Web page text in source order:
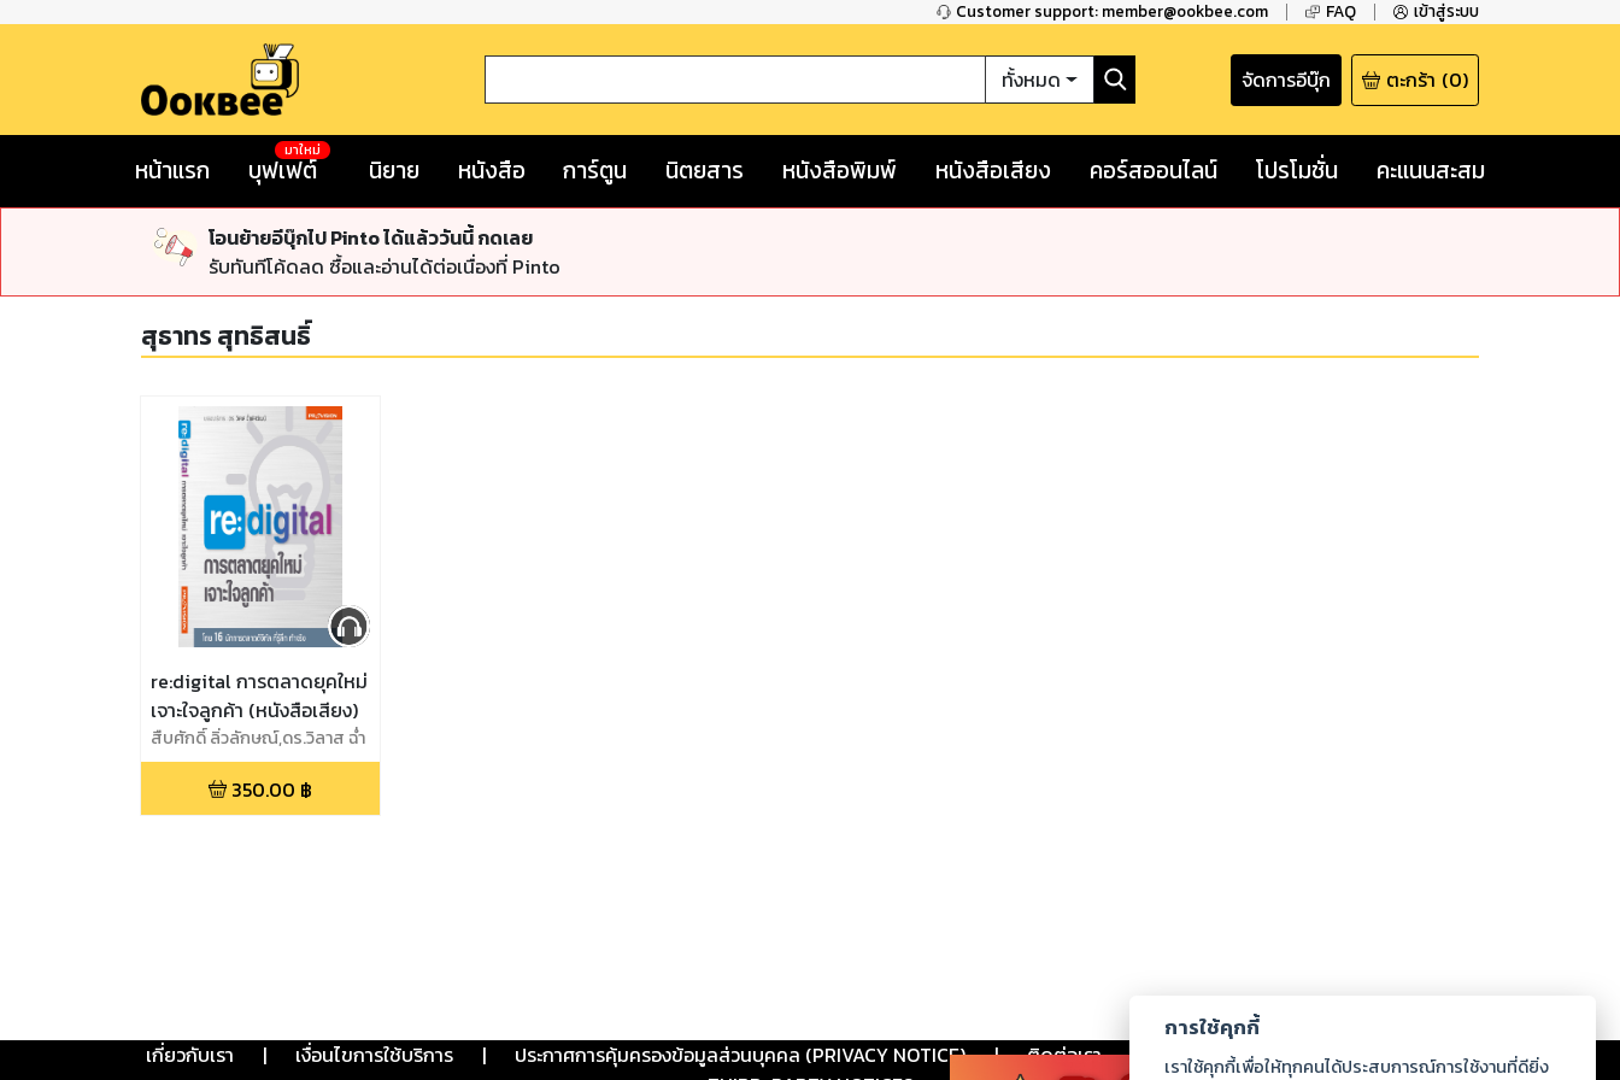
Customer support: member@ookbee.com FAQ เข้าสู่ระบบ
ทั้งหมด จัดการอีบุ๊ก ตะกร้า (0)
หน้าแรก บุฟเฟต์
มาใหม่
นิยาย หนังสือ การ์ตูน นิตยสาร หนังสือพิมพ์ หนังสือเสียง คอร์สออนไลน์ โปรโมชั่น คะแนนสะสม
โอนย้ายอีบุ๊กไป Pinto ได้แล้ววันนี้ กดเลย
รับทันทีโค้ดลด ซื้อและอ่านได้ต่อเนื่องที่ Pinto
สุธาทร สุทธิสนธิ์
re:digital การตลาดยุคใหม่
เจาะใจลูกค้า (หนังสือเสียง)
สืบศักดิ์ ลิ่วลักษณ์,ดร.วิลาส ฉ่ำ
เลิศวัฒน์,พลอยณิชชา อริย
เกียรติขจร,สุธาทร สุทธิ
สนธิ์,ศิวัตร เชาวรียวงษ์,เจริญ
350.00 ฿
เกี่ยวกับเรา | เงื่อนไขการใช้บริการ | ประกาศการคุ้มครองข้อมูลส่วนบุคคล (PRIVACY NOTICE) | ติดต่อเรา ร่วมงานกับเรา ดาวน์โหลด
การใช้คุกกี้
เราใช้คุกกี้เพื่อให้ทุกคนได้ประสบการณ์การใช้งานที่ดียิ่ง